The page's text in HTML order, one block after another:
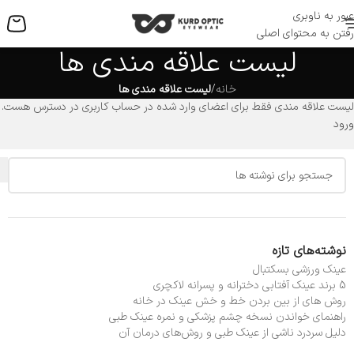
عبور به ناوبری
رفتن به محتوای اصلی
منو
لیست علاقه مندی ها
خانه/لیست علاقه مندی ها
لیست علاقه مندی فقط برای اعضای وارد شده در حساب کاربری در دسترس هست.
ورود
نوشته‌های تازه
عینک ورزشی بسکتبال
5 برند عینک آفتابی دخترانه و پسرانه لاکچری
روش های از بین بردن خط و خش عینک در خانه
راهنمای خواندن نسخه چشم پزشکی و نمره عینک طبی
دلیل سردرد ناشی از عینک طبی و روش‌های درمان آن